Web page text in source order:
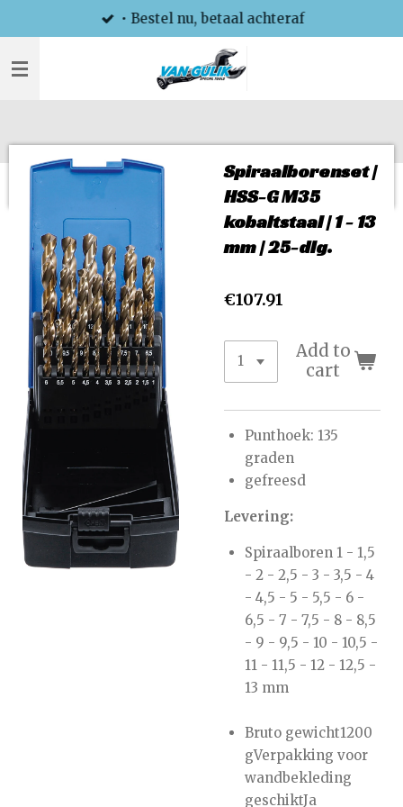
to
main
• Bestel nu, betaal achteraf
Spiraalborenset |
HSS-G M35
kobaltstaal | 1 - 13
mm | 25-dlg.
€107.91
Add to
cart
Punthoek: 135
graden
gefreesd
Levering:
Spiraalboren 1 - 1,5
- 2 - 2,5 - 3 - 3,5 - 4
- 4,5 - 5 - 5,5 - 6 -
6,5 - 7 - 7,5 - 8 - 8,5
- 9 - 9,5 - 10 - 10,5 -
11 - 11,5 - 12 - 12,5 -
13 mm
Bruto gewicht1200
gVerpakking voor
wandbekleding
geschiktJa